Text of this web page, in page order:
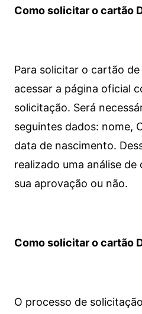
Como solicitar o cartão
Para solicitar o cartão
acessar a página oficial
solicitação. Será
seguintes dados: nome,
data de nascimento.
realizado uma análise
sua aprovação ou não.
Como solicitar o cartão
O processo de